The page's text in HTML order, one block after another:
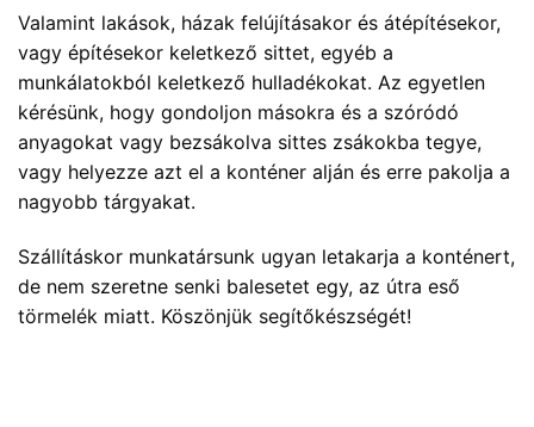
Valamint lakások, házak felújításakor és átépítésekor,
vagy építésekor keletkező sittet, egyéb a
munkálatokból keletkező hulladékokat. Az egyetlen
kérésünk, hogy gondoljon másokra és a szóródó
anyagokat vagy bezsákolva sittes zsákokba tegye,
vagy helyezze azt el a konténer alján és erre pakolja a
nagyobb tárgyakat.
Szállításkor munkatársunk ugyan letakarja a konténert,
de nem szeretne senki balesetet egy, az útra eső
törmelék miatt. Köszönjük segítőkészségét!